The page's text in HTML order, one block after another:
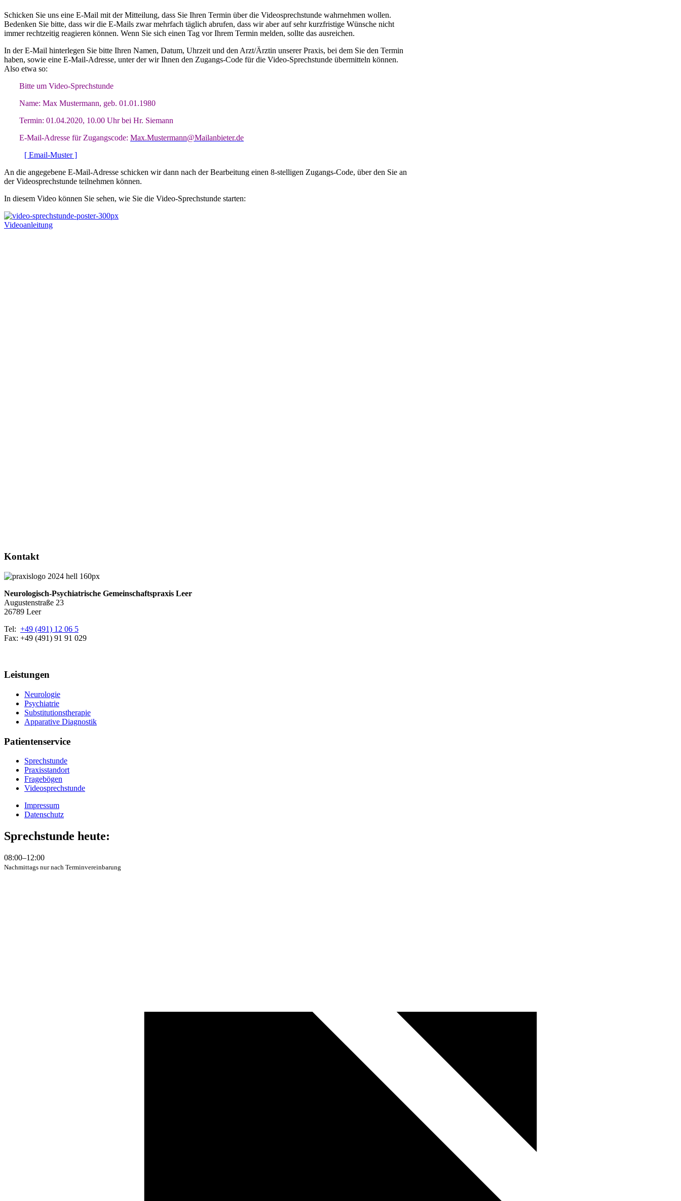
Schicken Sie uns eine E-Mail mit der Mitteilung, dass Sie Ihren Termin über die Videosprechstunde wahrnehmen wollen.
Bedenken Sie bitte, dass wir die E-Mails zwar mehrfach täglich abrufen, dass wir aber auf sehr kurzfristige Wünsche nicht
immer rechtzeitig reagieren können. Wenn Sie sich einen Tag vor Ihrem Termin melden, sollte das ausreichen.
In der E-Mail hinterlegen Sie bitte Ihren Namen, Datum, Uhrzeit und den Arzt/Ärztin unserer Praxis, bei dem Sie den Termin
haben, sowie eine E-Mail-Adresse, unter der wir Ihnen den Zugangs-Code für die Video-Sprechstunde übermitteln können.
Also etwa so:
Bitte um Video-Sprechstunde
Name: Max Mustermann, geb. 01.01.1980
Termin: 01.04.2020, 10.00 Uhr bei Hr. Siemann
E-Mail-Adresse für Zugangscode: Max.Mustermann@Mailanbieter.de
[ Email-Muster ]
An die angegebene E-Mail-Adresse schicken wir dann nach der Bearbeitung einen 8-stelligen Zugangs-Code, über den Sie an
der Videosprechstunde teilnehmen können.
In diesem Video können Sie sehen, wie Sie die Video-Sprechstunde starten:
Videoanleitung
Kontakt
Neurologisch-Psychiatrische Gemeinschaftspraxis Leer
Augustenstraße 23
26789 Leer
Tel: +49 (491) 12 06 5
Fax: +49 (491) 91 91 029
Leistungen
Neurologie
Psychiatrie
Substitutionstherapie
Apparative Diagnostik
Patientenservice
Sprechstunde
Praxisstandort
Fragebögen
Videosprechstunde
Impressum
Datenschutz
Sprechstunde heute:
08:00–12:00
Nachmittags nur nach Terminvereinbarung